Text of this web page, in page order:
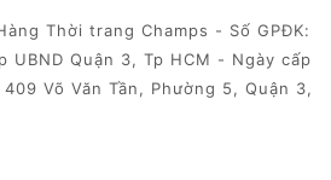
Thời trang Champs - Số GPĐK:
UBND Quận 3, Tp HCM - Ngày cấp
Võ Văn Tần, Phường 5, Quận 3,